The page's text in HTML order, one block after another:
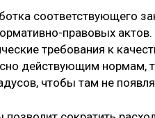
соответствующего
правовых
требования к
действующим нормам,
чтобы там не